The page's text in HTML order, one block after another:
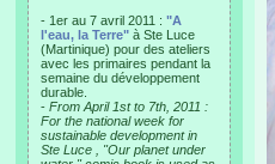
- 1er au 7 avril 2011 : "A
l'eau, la Terre" à Ste Luce
(Martinique) pour des ateliers
avec les primaires pendant la
semaine du développement
durable.
- From April 1st to 7th, 2011 :
For the national week for
sustainable development in
Ste Luce , "Our planet under